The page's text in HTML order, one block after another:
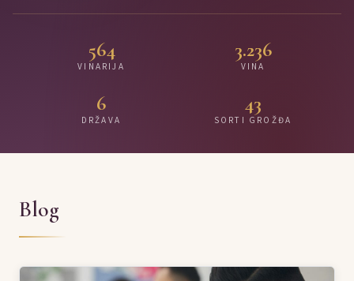
564
VINARIJA
3.236
VINA
6
DRŽAVA
43
SORTI GROŽĐA
Blog